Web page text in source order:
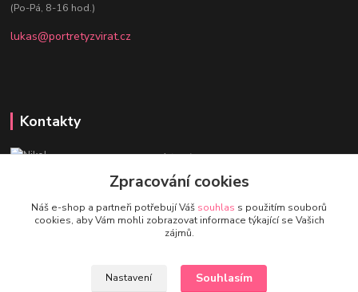
(Po-Pá, 8-16 hod.)
lukas@portretyzvirat.cz
Kontakty
Nikol - Srdce Portrétů zvířat
+420 736 432 678
(Po-Pá, 8-16 hod.)
eshop@portretyzvirat.cz
Zpracování cookies
Náš e-shop a partneři potřebují Váš souhlas s použitím souborů
cookies, aby Vám mohli zobrazovat informace týkající se Vašich
zájmů.
Nastavení Souhlasím